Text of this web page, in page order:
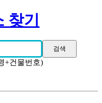
찾기
+건물번호)